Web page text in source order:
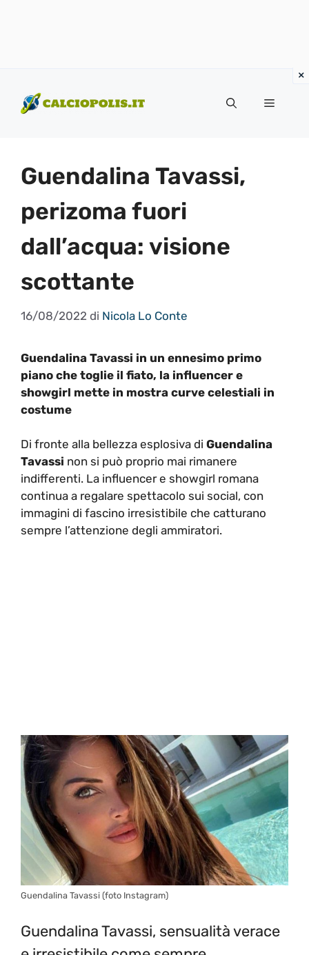
contenuto
Menu
Guendalina Tavassi,
perizoma fuori
dall’acqua: visione
scottante
16/08/2022 di Nicola Lo Conte
Guendalina Tavassi in un ennesimo primo
piano che toglie il fiato, la influencer e
showgirl mette in mostra curve celestiali in
costume
Di fronte alla bellezza esplosiva di Guendalina
Tavassi non si può proprio mai rimanere
indifferenti. La influencer e showgirl romana
continua a regalare spettacolo sui social, con
immagini di fascino irresistibile che catturano
sempre l’attenzione degli ammiratori.
Guendalina Tavassi (foto Instagram)
Guendalina Tavassi, sensualità verace